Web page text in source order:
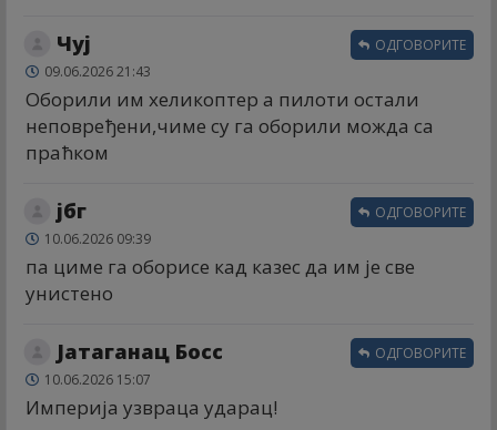
Чуј
09.06.2026 21:43
Оборили им хеликоптер а пилоти остали
неповређени,чиме су га оборили можда са
праћком
ОДГОВОРИТЕ
јбг
10.06.2026 09:39
па циме га оборисе кад казес да им је све
унистено
ОДГОВОРИТЕ
Јатаганац Босс
10.06.2026 15:07
Империја узвраца ударац!
ОДГОВОРИТЕ